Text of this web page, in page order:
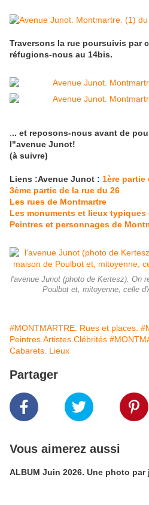
Traversons la rue poursuivis par
réfugions-nous au 14bis.
.. et reposons-nous avant de
l"avenue Junot!
(à suivre)
Liens :Avenue Junot : 1ère partie
3ème partie de la rue du 26
Les rues de Montmartre
Les monuments et lieux typiques
Peintres et personnages de
l'avenue Junot (photo de Kertesz). On
Poulbot et, mitoyenne, celle
#MONTMARTRE. Rues et places.
Peintres.Artistes.Clébrités
Cabarets. Lieux
Partager
Vous aimerez aussi
ALBUM Juin 2026. Une photo par